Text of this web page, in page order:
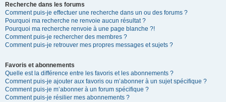
Recherche dans les forums
Comment puis-je effectuer une recherche dans un ou des forums ?
Pourquoi ma recherche ne renvoie aucun résultat ?
Pourquoi ma recherche renvoie à une page blanche ?!
Comment puis-je rechercher des membres ?
Comment puis-je retrouver mes propres messages et sujets ?
Favoris et abonnements
Quelle est la différence entre les favoris et les abonnements ?
Comment puis-je ajouter aux favoris ou m’abonner à un sujet spécifique ?
Comment puis-je m’abonner à un forum spécifique ?
Comment puis-je résilier mes abonnements ?